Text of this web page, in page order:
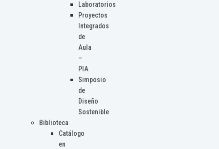
Laboratorios
Proyectos
Integrados
de
Aula
–
PIA
Simposio
de
Diseño
Sostenible
Biblioteca
Catálogo
en